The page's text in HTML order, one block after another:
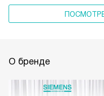
О бренде